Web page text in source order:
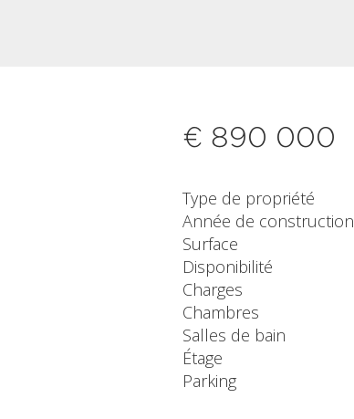
€ 890 000
Type de propriété
Année de construction
Surface
Disponibilité
Charges
Chambres
Salles de bain
Étage
Parking